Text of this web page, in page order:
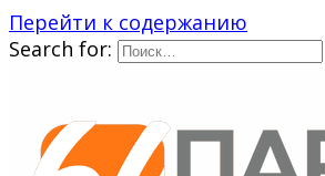
Перейти к содержанию
Search for: